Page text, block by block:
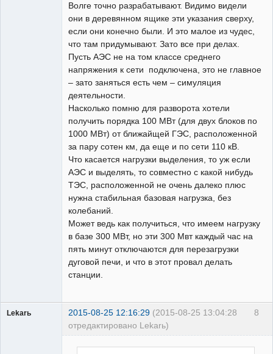
Волге точно разрабатывают. Видимо видели
они в деревянном ящике эти указания сверху,
если они конечно были. И это малое из чудес,
что там придумывают. Зато все при делах.
Пусть АЭС не на том классе среднего
напряжения к сети подключена, это не главное
– зато заняться есть чем – симуляция
деятельности.
Насколько помню для разворота хотели
получить порядка 100 МВт (для двух блоков по
1000 МВт) от ближайщей ГЭС, расположенной
за пару сотен км, да еще и по сети 110 кВ.
Что касается нагрузки выделения, то уж если
АЭС и выделять, то совместно с какой нибудь
ТЭС, расположенной не очень далеко плюс
нужна стабильная базовая нагрузка, без
колебаний.
Может ведь как получиться, что имеем нагрузку
в базе 300 МВт, но эти 300 Мвт каждый час на
пять минут отключаются для перезагрузки
дуговой печи, и что в этот провал делать
станции.
8
Lekarь 2015-08-25 12:16:29 (2015-08-25 13:04:28
отредактировано Lekarь)